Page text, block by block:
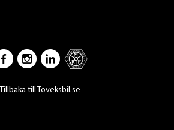
Tillbaka till Toveksbil.se